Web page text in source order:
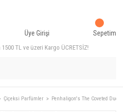
TL ve üzeri Kargo ÜCRETSİZ!
Üye Girişi Sepetim
Çiçeksi Parfümler Penhaligon's The Coveted